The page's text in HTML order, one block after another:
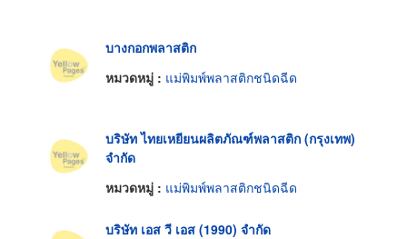
บางกอกพลาสติก
หมวดหมู่ : แม่พิมพ์พลาสติกชนิดฉีด
บริษัท ไทยเหยียนผลิตภัณฑ์พลาสติก (กรุงเทพ)
จำกัด
หมวดหมู่ : แม่พิมพ์พลาสติกชนิดฉีด
บริษัท เอส วี เอส (1990) จำกัด